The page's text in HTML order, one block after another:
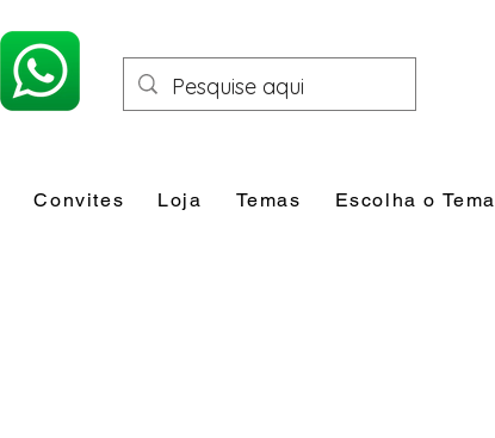
Convites Loja Temas Escolha o Tema